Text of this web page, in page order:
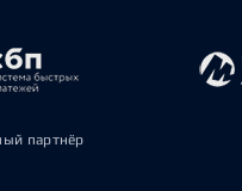
партнёр